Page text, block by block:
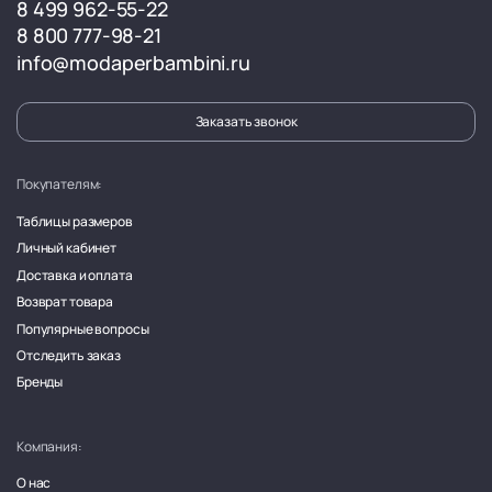
8 499 962-55-22
8 800 777-98-21
info@modaperbambini.ru
Заказать звонок
Покупателям:
Таблицы размеров
Личный кабинет
Доставка и оплата
Возврат товара
Популярные вопросы
Отследить заказ
Бренды
Компания:
О нас